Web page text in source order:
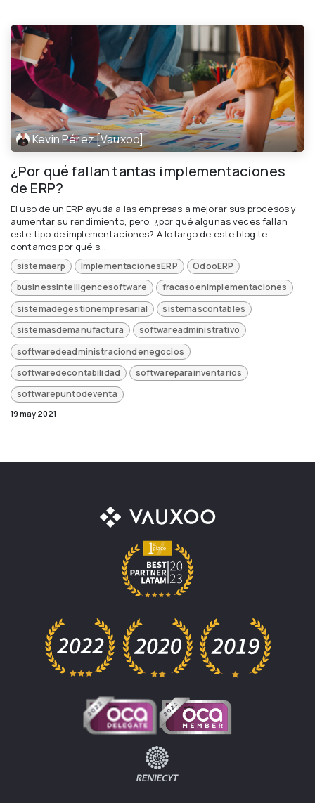
Kevin Pérez [Vauxoo]
¿Por qué fallan tantas implementaciones
de ERP?
El uso de un ERP ayuda a las empresas a mejorar sus procesos y
aumentar su rendimiento, pero, ¿por qué algunas veces fallan
este tipo de implementaciones? A lo largo de este blog te
contamos por qué s...
sistemaerp ImplementacionesERP
OdooERP
businessintelligencesoftware
fracasoenimplementaciones
sistemadegestionempresarial
sistemascontables
sistemasdemanufactura
softwareadministrativo
softwaredeadministraciondenegocios
softwaredecontabilidad
softwareparainventarios
softwarepuntodeventa
19 may 2021